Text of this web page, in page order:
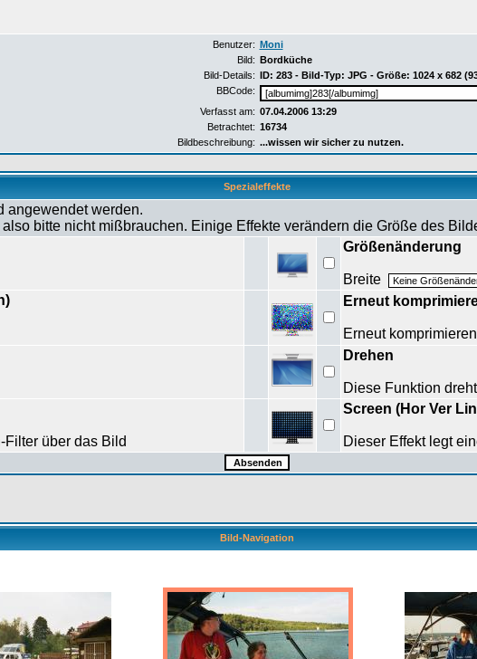
Benutzer: Moni
Bild: Bordküche
Bild-Details: ID: 283 - Bild-Typ: JPG - Größe: 1024 x 682
BBCode:
Verfasst am: 07.04.2006 13:29
Betrachtet: 16734
Bildbeschreibung: ...wissen wir sicher zu nutzen.
Spezialeffekte
angewendet werden.
also bitte nicht mißbrauchen. Einige Effekte verändern die Größe des
Größenänderung
Breite
Erneut
Erneut komprimieren
Drehen
Diese Funktion
über das Bild
Screen (Hor Ver
Dieser Effekt legt
Bild-Navigation